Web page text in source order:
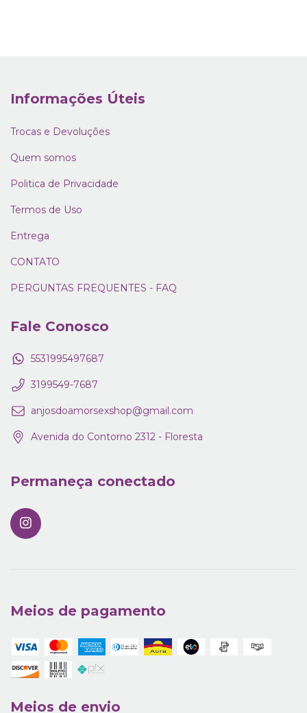
Informações Úteis
Trocas e Devoluções
Quem somos
Politica de Privacidade
Termos de Uso
Entrega
CONTATO
PERGUNTAS FREQUENTES - FAQ
Fale Conosco
5531995497687
3199549-7687
anjosdoamorsexshop@gmail.com
Avenida do Contorno 2312 - Floresta
Permaneça conectado
Meios de pagamento
Meios de envio